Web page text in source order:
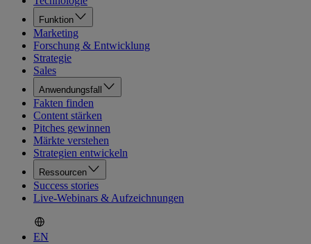
Funktion
Marketing
Forschung & Entwicklung
Strategie
Sales
Anwendungsfall
Fakten finden
Content stärken
Pitches gewinnen
Märkte verstehen
Strategien entwickeln
Ressourcen
Success stories
Live-Webinars & Aufzeichnungen
EN